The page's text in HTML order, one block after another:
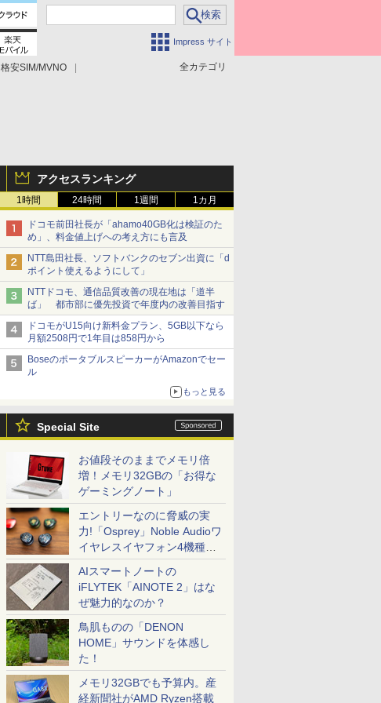
Impress サイト
全カテゴリ
格安SIM/MVNO
アクセスランキング
1時間 24時間 1週間 1カ月
ドコモ前田社長が「ahamo40GB化は検証のた
め」、料金値上げへの考え方にも言及
NTT島田社長、ソフトバンクのセブン出資に「d
ポイント使えるようにして」
NTTドコモ、通信品質改善の現在地は「道半
ば」 都市部に優先投資で年度内の改善目指す
ドコモがU15向け新料金プラン、5GB以下なら
月額2508円で1年目は858円から
BoseのポータブルスピーカーがAmazonでセー
ル
もっと見る
Special Site
お値段そのままでメモリ倍
増！メモリ32GBの「お得な
ゲーミングノート」
エントリーなのに脅威の実
力!「Osprey」Noble Audioワ
イヤレスイヤフォン4機種を
一気に聴く
AIスマートノートの
iFLYTEK「AINOTE 2」はな
ぜ魅力的なのか？
鳥肌ものの「DENON
HOME」サウンドを体感し
た！
メモリ32GBでも予算内。産
経新聞社がAMD Ryzen搭載